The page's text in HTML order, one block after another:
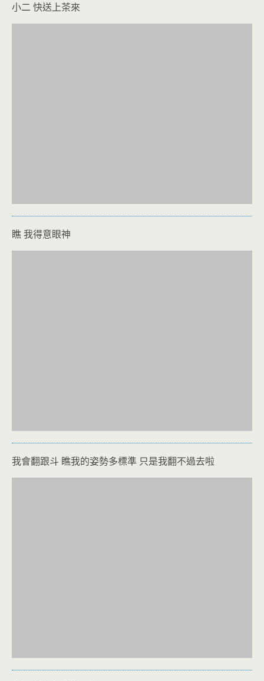
小二 快送上茶來
瞧 我得意眼神
我會翻跟斗 瞧我的姿勢多標準 只是我翻不過去啦